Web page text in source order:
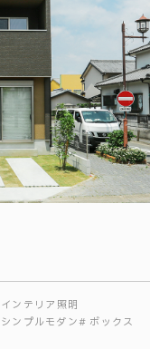
インテリア照明
シンプルモダン
ボックス